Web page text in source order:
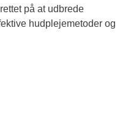
på at udbrede
hudplejemetoder og